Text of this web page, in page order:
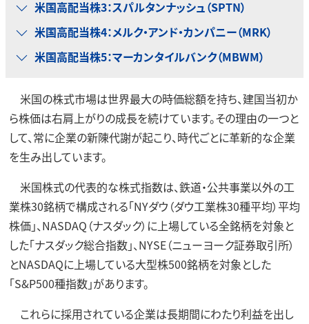
米国高配当株3：スパルタンナッシュ（SPTN）
米国高配当株4：メルク・アンド・カンパニー（MRK）
米国高配当株5：マーカンタイルバンク（MBWM）
米国の株式市場は世界最大の時価総額を持ち、建国当初か
ら株価は右肩上がりの成長を続けています。その理由の一つと
して、常に企業の新陳代謝が起こり、時代ごとに革新的な企業
を生み出しています。
米国株式の代表的な株式指数は、鉄道・公共事業以外の工
業株30銘柄で構成される「NYダウ（ダウ工業株30種平均）平均
株価」、NASDAQ（ナスダック）に上場している全銘柄を対象と
した「ナスダック総合指数」、NYSE（ニューヨーク証券取引所）
とNASDAQに上場している大型株500銘柄を対象とした
「S&P500種指数」があります。
これらに採用されている企業は長期間にわたり利益を出し